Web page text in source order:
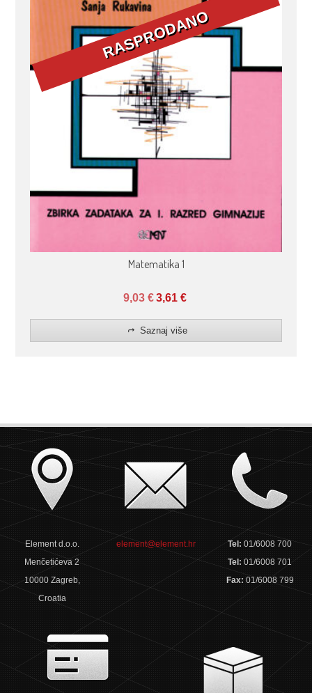
Matematika 1
9,03 €3,61 €
Saznaj više
Element d.o.o.
Menčetićeva 2
10000 Zagreb,
Croatia
element@element.hr Tel:01/6008 700
Tel:01/6008 701
Fax: 01/6008 799